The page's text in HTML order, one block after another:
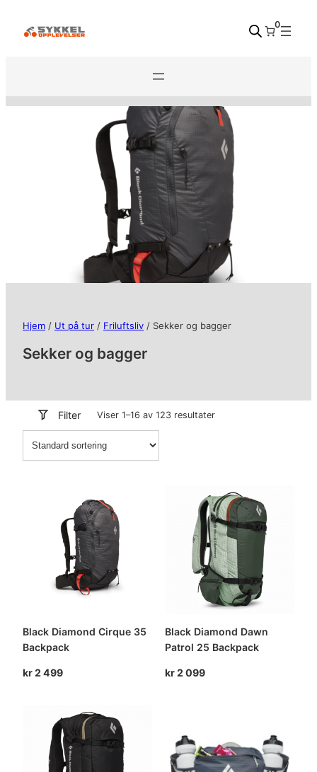
0
Hjem / Ut på tur / Friluftsliv / Sekker og bagger
Sekker og bagger
Filter Viser 1–16 av 123 resultater
Black Diamond Cirque 35
Backpack
kr2 499
Black Diamond Dawn
Patrol 25 Backpack
kr2 099